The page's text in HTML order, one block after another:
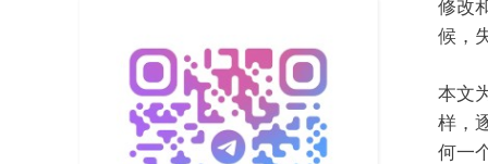
修改
候，
本文
样，
何一